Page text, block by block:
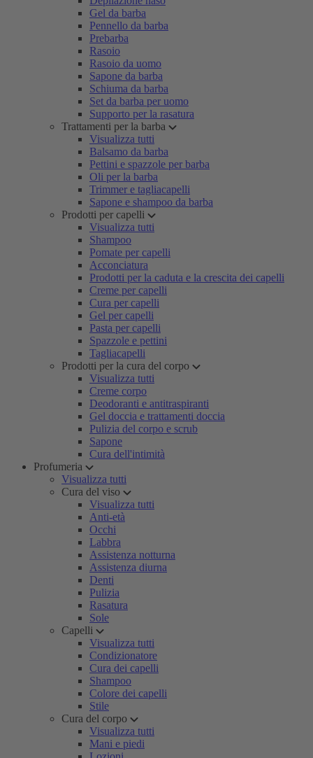
Gel da barba
Pennello da barba
Prebarba
Rasoio
Rasoio da uomo
Sapone da barba
Schiuma da barba
Set da barba per uomo
Supporto per la rasatura
Trattamenti per la barba
Visualizza tutti
Balsamo da barba
Pettini e spazzole per barba
Oli per la barba
Trimmer e tagliacapelli
Sapone e shampoo da barba
Prodotti per capelli
Visualizza tutti
Shampoo
Pomate per capelli
Acconciatura
Prodotti per la caduta e la crescita dei capelli
Creme per capelli
Cura per capelli
Gel per capelli
Pasta per capelli
Spazzole e pettini
Tagliacapelli
Prodotti per la cura del corpo
Visualizza tutti
Creme corpo
Deodoranti e antitraspiranti
Gel doccia e trattamenti doccia
Pulizia del corpo e scrub
Sapone
Cura dell'intimità
Profumeria
Visualizza tutti
Cura del viso
Visualizza tutti
Anti-età
Occhi
Labbra
Assistenza notturna
Assistenza diurna
Denti
Pulizia
Rasatura
Sole
Capelli
Visualizza tutti
Condizionatore
Cura dei capelli
Shampoo
Colore dei capelli
Stile
Cura del corpo
Visualizza tutti
Mani e piedi